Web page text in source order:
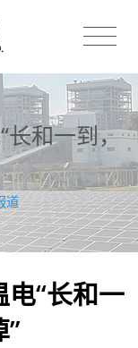
长和一到，
道
电“长和一